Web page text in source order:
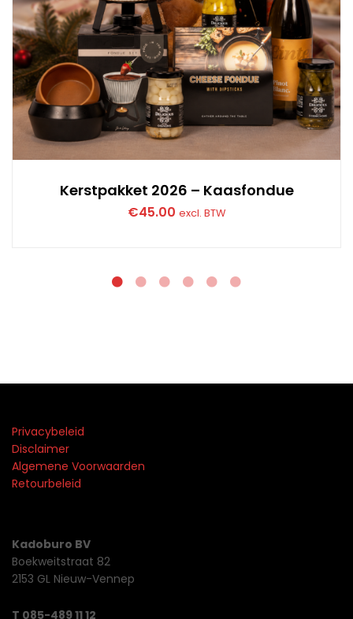
Kerstpakket 2026 – Kaasfondue
€45.00 excl. BTW
Privacybeleid
Disclaimer
Algemene Voorwaarden
Retourbeleid
Kadoburo BV
Boekweitstraat 82
2153 GL Nieuw-Vennep
T 085-489 11 12